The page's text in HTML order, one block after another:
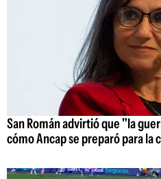
San Román advirtió que "la
cómo Ancap se preparó para la